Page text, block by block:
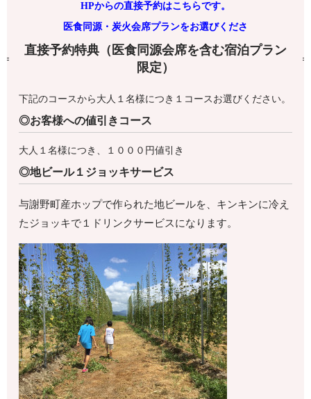
HPからの直接予約はこちらです。
医食同源・炭火会席プランをお選びくださ
直接予約特典（医食同源会席を含む宿泊プラン
限定）
下記のコースから大人１名様につき１コースお選びください。
◎お客様への値引きコース
大人１名様につき、１０００円値引き
◎地ビール１ジョッキサービス
与謝野町産ホップで作られた地ビールを、キンキンに冷え
たジョッキで１ドリンクサービスになります。